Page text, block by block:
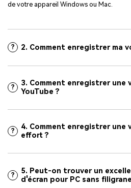
de votre appareil Windows ou Mac.
? 2. Comment enregistrer ma
?
3. Comment enregistrer une
YouTube ?
?
4. Comment enregistrer une
effort ?
?
5. Peut-on trouver un
d'écran pour PC sans